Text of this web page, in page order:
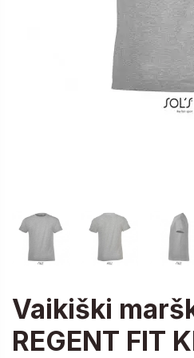
Vaikiški
REGENT FIT